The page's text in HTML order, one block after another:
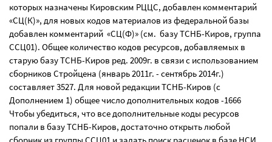
которых назначены Кировским РЦЦС, добавлен комментарий
«СЦ(К)», для новых кодов материалов из федеральной базы
добавлен комментарий «СЦ(Ф)» (см. базу ТСНБ-Киров, группа
ССЦ01). Общее количество кодов ресурсов, добавляемых в
старую базу ТСНБ-Киров ред. 2009г. в связи с использованием
сборников Стройцена (январь 2011г. - сентябрь 2014г.)
составляет 3527. Для новой редакции ТСНБ-Киров (с
Дополнением 1) общее число дополнительных кодов -1666
Чтобы убедиться, что все дополнительные коды ресурсов
попали в базу ТСНБ-Киров, достаточно открыть любой
сборник из группы ССЦ01 и задать поиск расценок в базе НСИ